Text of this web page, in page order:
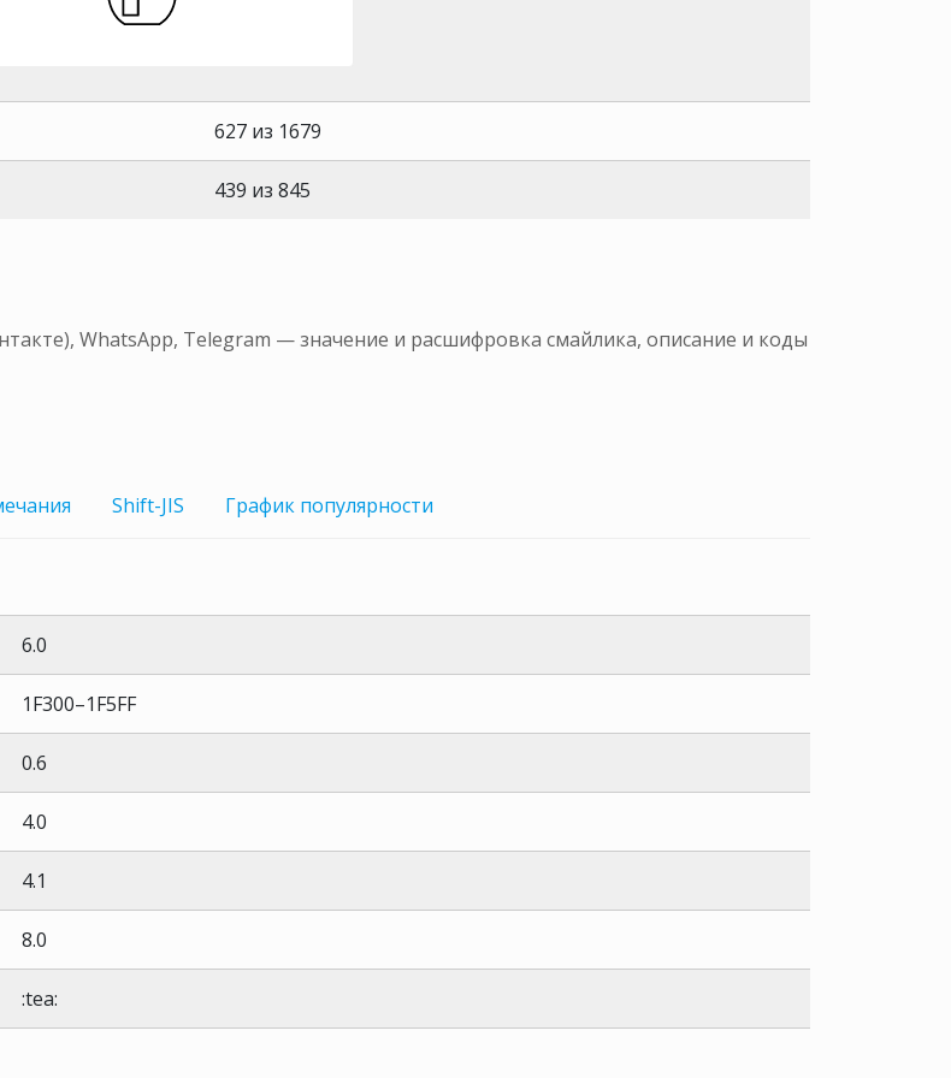
627 из 1679
439 из 845
WhatsApp, Telegram — значение и расшифровка смайлика, описание и коды
Shift-JIS График популярности
6.0
1F300–1F5FF
0.6
4.0
4.1
8.0
:tea: